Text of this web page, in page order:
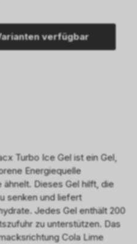
verfügbar
Turbo Ice Gel ist ein Gel,
Energiequelle
Dieses Gel hilft, die
senken und liefert
Jedes Gel enthält 200
zu unterstützen. Das
Cola Lime